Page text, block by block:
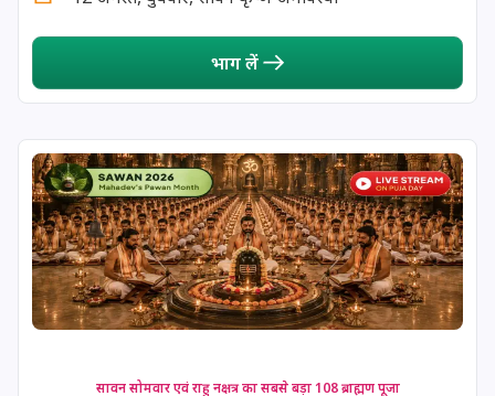
15 August, 2026 Andal Jayanthi
15 August, 2026 Hariyali Teej
15 August, 2026 Independence Day
16 August, 2026 Vinayaka Chaturthi
भाग लें
सावन सोमवार एवं राहु नक्षत्र का सबसे बड़ा 108 ब्राह्मण पूजा